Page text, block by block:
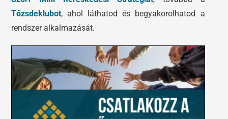
Tőzsdeklubot, ahol láthatod és begyakorolhatod a
rendszer alkalmazását.